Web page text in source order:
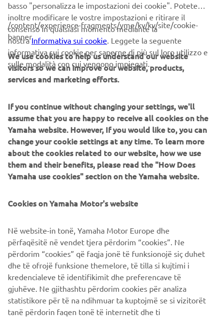
Capacità serbatoio 13 litri
ALLESTIMENTO AUTHORITY
Powered by Intav Srl
DISPONIBILE SU CATALOGO MEPA
basso "personalizza le impostazioni dei cookie". Potete
inoltre modificare le vostre impostazioni e ritirare il
consenso in qualsiasi momento mediante la
nostraInformativa sui cookie. Leggete la seguente
informativa sui cookie per saperne di più sul loro utilizzo e
sulle modalità con cui vengono impiegati.
/content/experience-fragments/yme/kv/kv/site/cookie-
banner
We use cookies to help us understand our website
visitors so we can improve our website, products,
services and marketing efforts.
If you continue without changing your settings, we'll
assume that you are happy to receive all cookies on the
Yamaha website. However, If you would like to, you can
change your cookie settings at any time. To learn more
about the cookies related to our website, how we use
them and their benefits, please read the "How Does
Yamaha use cookies" section on the Yamaha website.
Cookies on Yamaha Motor's website
Në website-in tonë, Yamaha Motor Europe dhe
përfaqësitë në vendet tjera përdorim “cookies”. Ne
përdorim “cookies” që faqja jonë të funksionojë siç duhet
dhe të ofrojë funksione themelore, të tilla si kujtimi i
kredencialeve të identifikimit dhe preferencave të
gjuhëve. Ne gjithashtu përdorim cookies për analiza
statistikore për të na ndihmuar ta kuptojmë se si vizitorët
tanë përdorin faqen tonë të internetit dhe ti